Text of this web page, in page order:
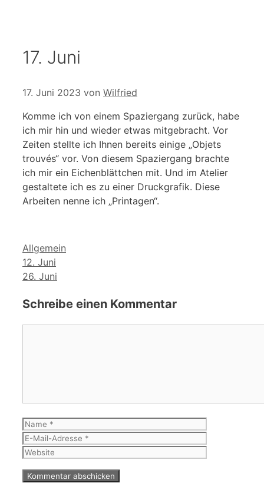
17. Juni
17. Juni 2023 von Wilfried
Komme ich von einem Spaziergang zurück, habe
ich mir hin und wieder etwas mitgebracht. Vor
Zeiten stellte ich Ihnen bereits einige „Objets
trouvés“ vor. Von diesem Spaziergang brachte
ich mir ein Eichenblättchen mit. Und im Atelier
gestaltete ich es zu einer Druckgrafik. Diese
Arbeiten nenne ich „Printagen“.
Kategorien
Allgemein
12. Juni
26. Juni
Schreibe einen Kommentar
Name